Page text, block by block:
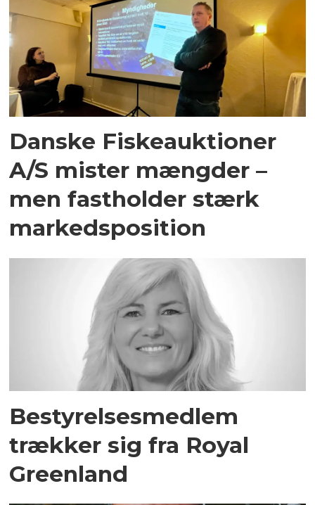
Danske Fiskeauktioner
A/S mister mængder –
men fastholder stærk
markedsposition
Bestyrelsesmedlem
trækker sig fra Royal
Greenland